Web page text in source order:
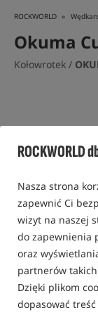
ROCKWORLD
Nasza strona
zapewnić Ci
wizyt na naszej
do zapewnienia
oraz
partnerów
Dzięki plikom
dopasować
ROCKWORLD
Okuma
Kołowrotek /